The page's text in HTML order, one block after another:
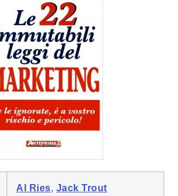
Al Ries, Jack Trout